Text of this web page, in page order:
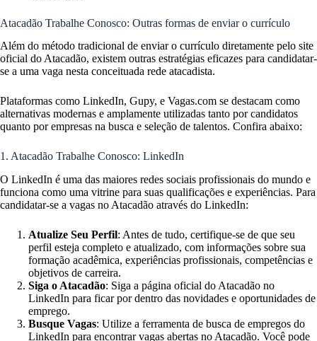
Atacadão Trabalhe Conosco: Outras formas de enviar o currículo
Além do método tradicional de enviar o currículo diretamente pelo site
oficial do Atacadão, existem outras estratégias eficazes para candidatar-
se a uma vaga nesta conceituada rede atacadista.
Plataformas como LinkedIn, Gupy, e Vagas.com se destacam como
alternativas modernas e amplamente utilizadas tanto por candidatos
quanto por empresas na busca e seleção de talentos. Confira abaixo:
1. Atacadão Trabalhe Conosco: LinkedIn
O LinkedIn é uma das maiores redes sociais profissionais do mundo e
funciona como uma vitrine para suas qualificações e experiências. Para
candidatar-se a vagas no Atacadão através do LinkedIn:
Atualize Seu Perfil: Antes de tudo, certifique-se de que seu
perfil esteja completo e atualizado, com informações sobre sua
formação acadêmica, experiências profissionais, competências e
objetivos de carreira.
Siga o Atacadão: Siga a página oficial do Atacadão no
LinkedIn para ficar por dentro das novidades e oportunidades de
emprego.
Busque Vagas: Utilize a ferramenta de busca de empregos do
LinkedIn para encontrar vagas abertas no Atacadão. Você pode